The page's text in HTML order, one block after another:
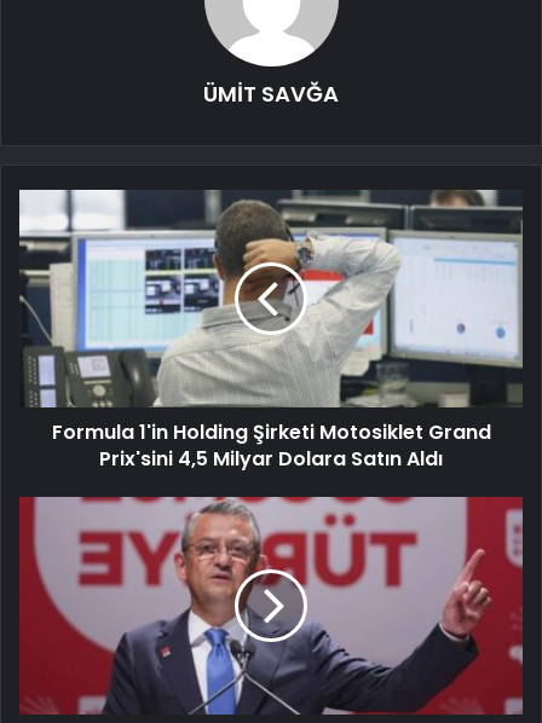
ÜMİT SAVĞA
Formula 1'in Holding Şirketi Motosiklet Grand
Prix'sini 4,5 Milyar Dolara Satın Aldı